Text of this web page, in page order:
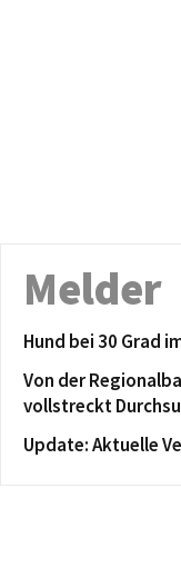
Melder
Hund bei 30 Grad
Von der
vollstreckt
Update: Aktuelle